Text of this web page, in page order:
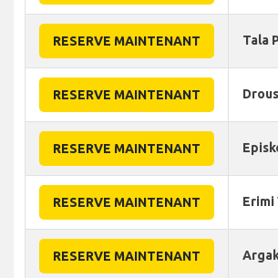
RESERVE MAINTENANT Tala
RESERVE MAINTENANT
RESERVE MAINTENANT
RESERVE MAINTENANT Erimi
RESERVE MAINTENANT